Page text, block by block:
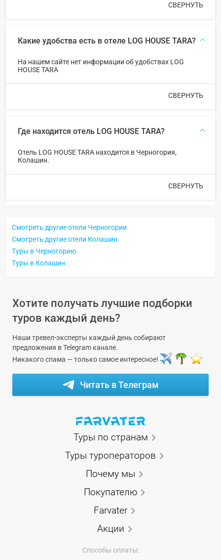
СВЕРНУТЬ
Какие удобства есть в отеле LOG HOUSE TARA?
На нашем сайте нет информации об удобствах LOG
HOUSE TARA
СВЕРНУТЬ
Где находится отель LOG HOUSE TARA?
Отель LOG HOUSE TARA находится в Черногория,
Колашин.
СВЕРНУТЬ
Смотреть другие отели Черногории
Смотреть другие отели Колашин
Туры в Черногорию
Туры в Колашин
Хотите получать лучшие подборки
туров каждый день?
Наши тревел-эксперты каждый день собирают
предложения в Telegram канале.
Никакого спама — только самое интересное!
Читать в Телеграм
Туры по странам
Туры туроператоров
Почему мы
Покупателю
Farvater
Акции
Способы оплаты: